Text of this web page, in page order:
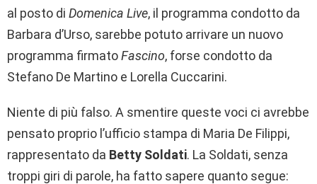
al posto di Domenica Live, il programma condotto da
Barbara d’Urso, sarebbe potuto arrivare un nuovo
programma firmatoFascino, forse condotto da
Stefano De Martino e Lorella Cuccarini.
Niente di più falso. A smentire queste voci ci avrebbe
pensato proprio l’ufficio stampa di Maria De Filippi,
rappresentato da Betty Soldati. La Soldati, senza
troppi giri di parole, ha fatto sapere quanto segue: